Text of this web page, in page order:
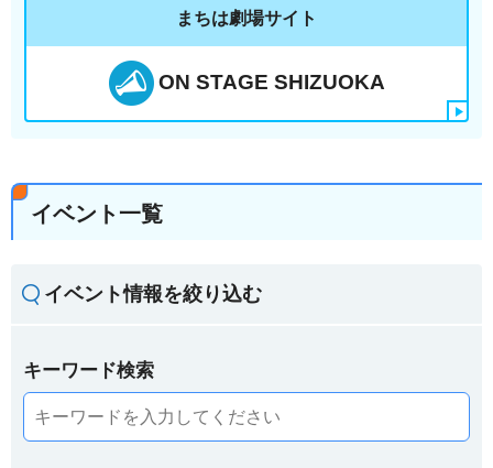
まちは劇場サイト
ON STAGE SHIZUOKA
イベント一覧
イベント情報を絞り込む
キーワード検索